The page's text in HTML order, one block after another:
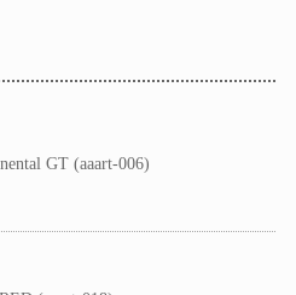
GT (aaart-006)